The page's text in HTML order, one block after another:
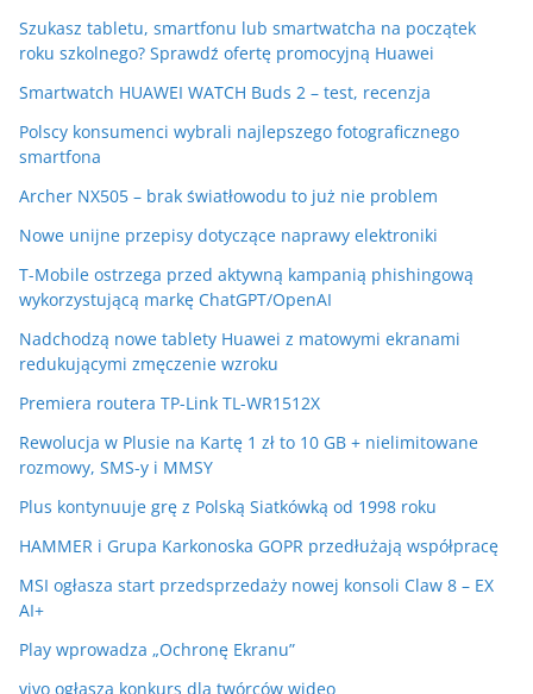
Szukasz tabletu, smartfonu lub smartwatcha na początek
roku szkolnego? Sprawdź ofertę promocyjną Huawei
Smartwatch HUAWEI WATCH Buds 2 – test, recenzja
Polscy konsumenci wybrali najlepszego fotograficznego
smartfona
Archer NX505 – brak światłowodu to już nie problem
Nowe unijne przepisy dotyczące naprawy elektroniki
T-Mobile ostrzega przed aktywną kampanią phishingową
wykorzystującą markę ChatGPT/OpenAI
Nadchodzą nowe tablety Huawei z matowymi ekranami
redukującymi zmęczenie wzroku
Premiera routera TP-Link TL-WR1512X
Rewolucja w Plusie na Kartę 1 zł to 10 GB + nielimitowane
rozmowy, SMS-y i MMSY
Plus kontynuuje grę z Polską Siatkówką od 1998 roku
HAMMER i Grupa Karkonoska GOPR przedłużają współpracę
MSI ogłasza start przedsprzedaży nowej konsoli Claw 8 – EX
AI+
Play wprowadza „Ochronę Ekranu”
vivo ogłasza konkurs dla twórców wideo